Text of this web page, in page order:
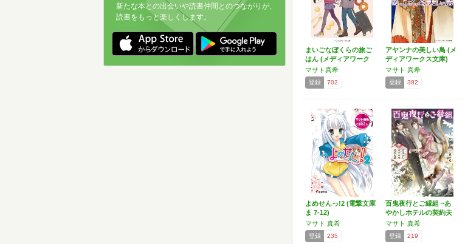
まいごなぼくらの旅ご
はん (メディアワーク
ス…
マサト真希
登録 702
アヤンナの美しい鳥 (メ
ディアワークス文庫)
マサト 真希
登録 382
よめせんっ!2 (電撃文庫
ま 7-12)
マサト 真希
登録 235
百鬼夜行とご縁組 ~あ
やかしホテルの契約夫
婦…
マサト 真希
登録 219
新たな本との出会いや読書仲間とのつながりが、
読書をもっと楽しくします。